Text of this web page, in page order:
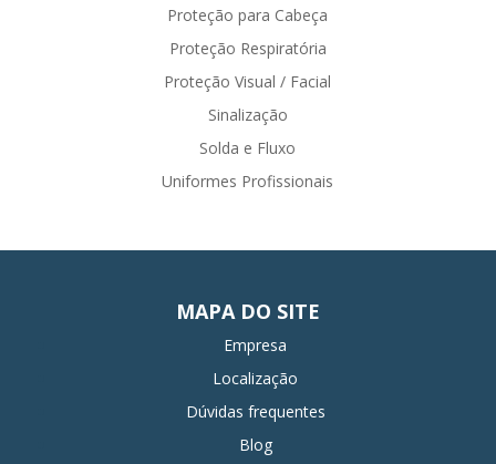
Proteção para Cabeça
Proteção Respiratória
Proteção Visual / Facial
Sinalização
Solda e Fluxo
Uniformes Profissionais
MAPA DO SITE
Empresa
Localização
Dúvidas frequentes
Blog